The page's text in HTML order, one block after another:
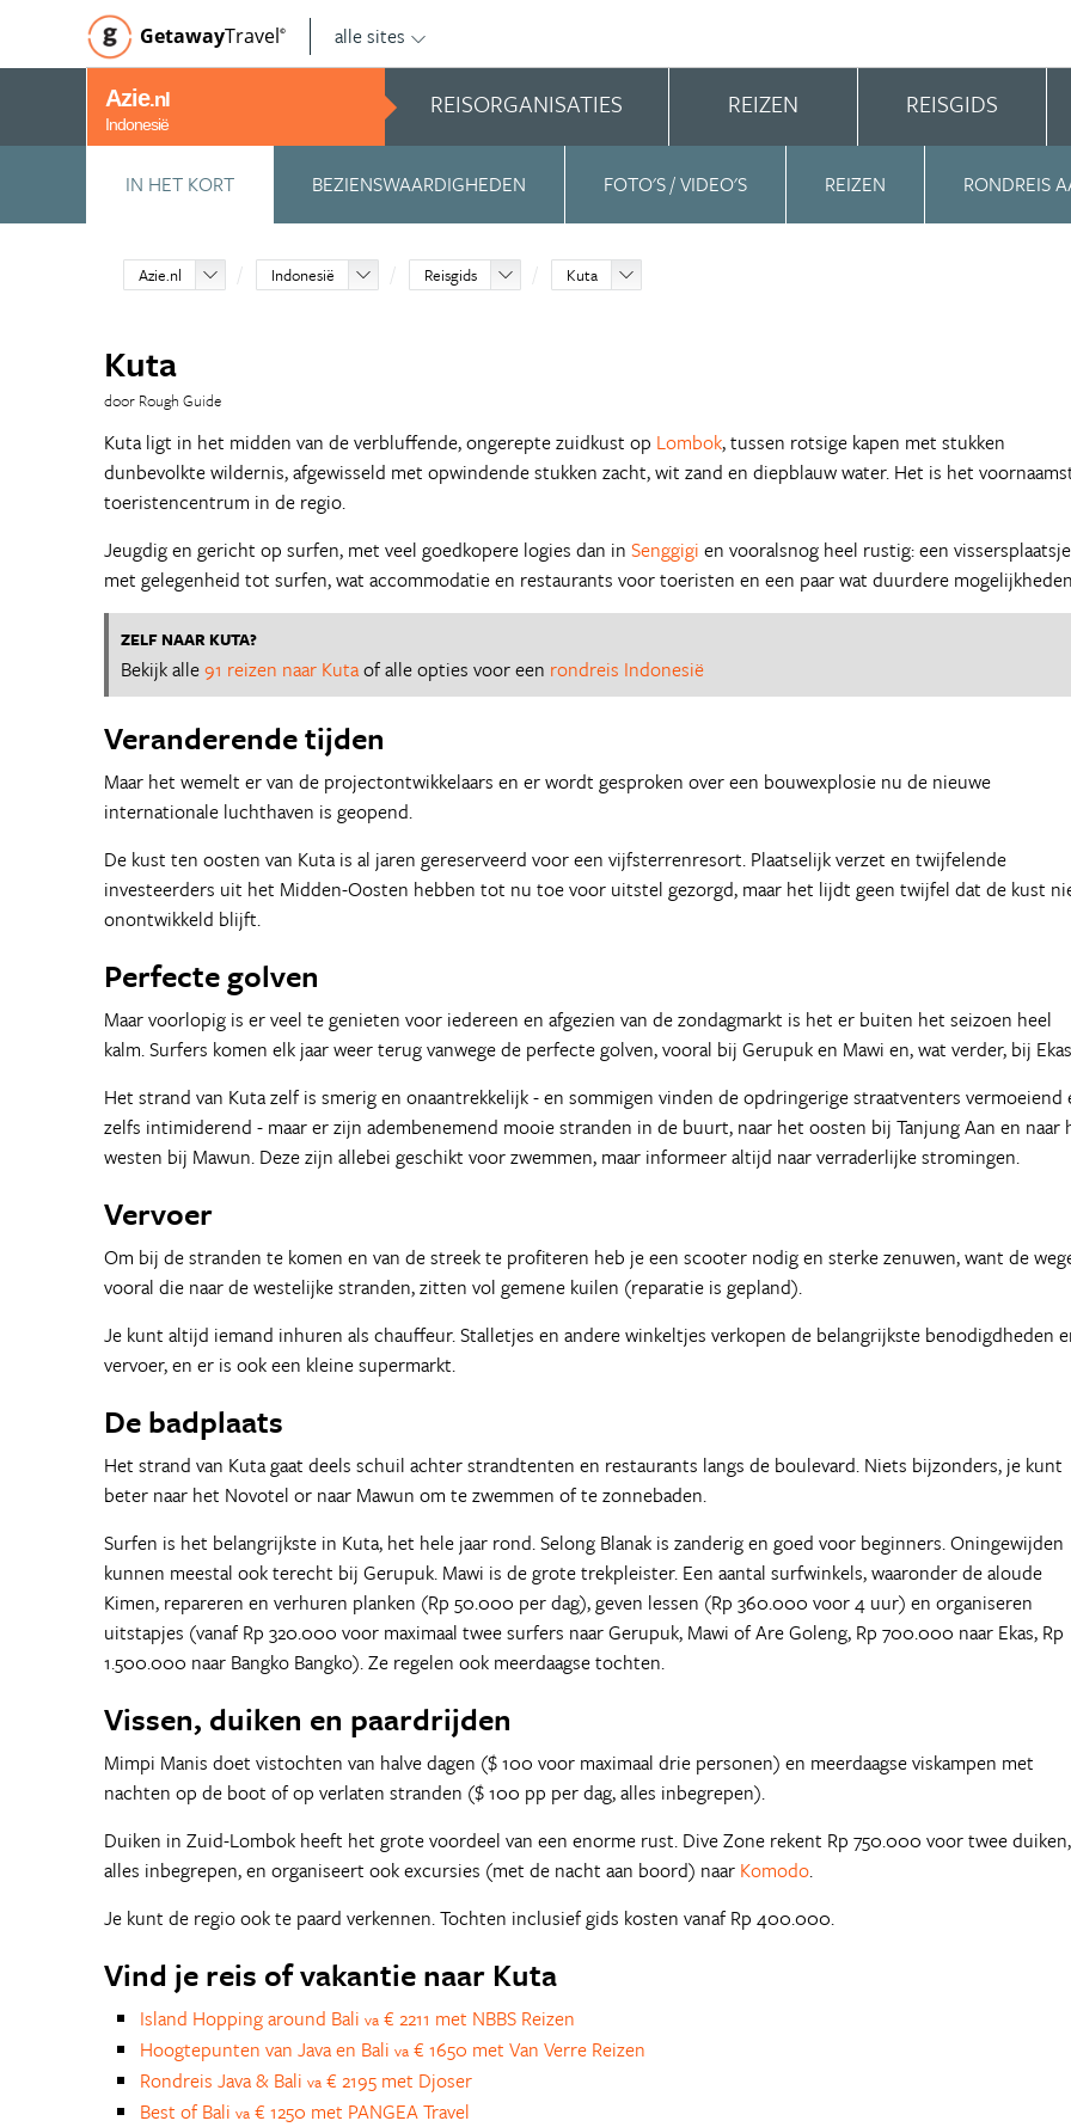
GetawayTravel© alle sites
Azie.nl
Indonesië
REISORGANISATIES REIZEN REISGIDS
IN HET KORT BEZIENSWAARDIGHEDEN FOTO'S / VIDEO'S REIZEN RONDREIS
Azie.nl Indonesië Reisgids Kuta
Kuta
door Rough Guide
Kuta ligt in het midden van de verbluffende, ongerepte zuidkust op Lombok, tussen rotsige kapen met stukken
dunbevolkte wildernis, afgewisseld met opwindende stukken zacht, wit zand en diepblauw water. Het is het
toeristencentrum in de regio.
Jeugdig en gericht op surfen, met veel goedkopere logies dan in Senggigi en vooralsnog heel rustig: een vissersplaatsje
met gelegenheid tot surfen, wat accommodatie en restaurants voor toeristen en een paar wat duurdere
ZELF NAAR KUTA?
Bekijk alle91 reizen naar Kutaof alle opties voor een rondreis Indonesië
Veranderende tijden
Maar het wemelt er van de projectontwikkelaars en er wordt gesproken over een bouwexplosie nu de nieuwe
internationale luchthaven is geopend.
De kust ten oosten van Kuta is al jaren gereserveerd voor een vijfsterrenresort. Plaatselijk verzet en twijfelende
investeerders uit het Midden-Oosten hebben tot nu toe voor uitstel gezorgd, maar het lijdt geen twijfel dat de kust
onontwikkeld blijft.
Perfecte golven
Maar voorlopig is er veel te genieten voor iedereen en afgezien van de zondagmarkt is het er buiten het seizoen heel
kalm. Surfers komen elk jaar weer terug vanwege de perfecte golven, vooral bij Gerupuk en Mawi en, wat verder, bij
Het strand van Kuta zelf is smerig en onaantrekkelijk - en sommigen vinden de opdringerige straatventers vermoeiend
zelfs intimiderend - maar er zijn adembenemend mooie stranden in de buurt, naar het oosten bij Tanjung Aan en naar
westen bij Mawun. Deze zijn allebei geschikt voor zwemmen, maar informeer altijd naar verraderlijke stromingen.
Vervoer
Om bij de stranden te komen en van de streek te profiteren heb je een scooter nodig en sterke zenuwen, want de
vooral die naar de westelijke stranden, zitten vol gemene kuilen (reparatie is gepland).
Je kunt altijd iemand inhuren als chauffeur. Stalletjes en andere winkeltjes verkopen de belangrijkste benodigdheden
vervoer, en er is ook een kleine supermarkt.
De badplaats
Het strand van Kuta gaat deels schuil achter strandtenten en restaurants langs de boulevard. Niets bijzonders, je kunt
beter naar het Novotel or naar Mawun om te zwemmen of te zonnebaden.
Surfen is het belangrijkste in Kuta, het hele jaar rond. Selong Blanak is zanderig en goed voor beginners. Oningewijden
kunnen meestal ook terecht bij Gerupuk. Mawi is de grote trekpleister. Een aantal surfwinkels, waaronder de aloude
Kimen, repareren en verhuren planken (Rp 50.000 per dag), geven lessen (Rp 360.000 voor 4 uur) en organiseren
uitstapjes (vanaf Rp 320.000 voor maximaal twee surfers naar Gerupuk, Mawi of Are Goleng, Rp 700.000 naar Ekas, Rp
1.500.000 naar Bangko Bangko). Ze regelen ook meerdaagse tochten.
Vissen, duiken en paardrijden
Mimpi Manis doet vistochten van halve dagen ($ 100 voor maximaal drie personen) en meerdaagse viskampen met
nachten op de boot of op verlaten stranden ($ 100 pp per dag, alles inbegrepen).
Duiken in Zuid-Lombok heeft het grote voordeel van een enorme rust. Dive Zone rekent Rp 750.000 voor twee duiken,
alles inbegrepen, en organiseert ook excursies (met de nacht aan boord) naar Komodo.
Je kunt de regio ook te paard verkennen. Tochten inclusief gids kosten vanaf Rp 400.000.
Vind je reis of vakantie naar Kuta
Island Hopping around Bali va € 2211 met NBBS Reizen
Hoogtepunten van Java en Bali va € 1650 met Van Verre Reizen
Rondreis Java & Bali va € 2195 met Djoser
Best of Bali va € 1250 met PANGEA Travel